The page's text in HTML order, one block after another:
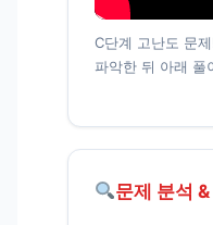
C단계 고난도 문
파악한 뒤 아래 풀
문제 분석